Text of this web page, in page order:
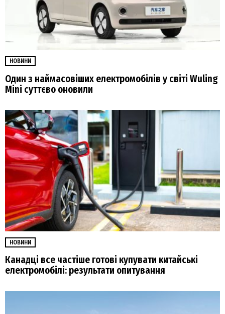
НОВИНИ
Один з наймасовіших електромобілів у світі Wuling
Mini суттєво оновили
НОВИНИ
Канадці все частіше готові купувати китайські
електромобілі: результати опитування